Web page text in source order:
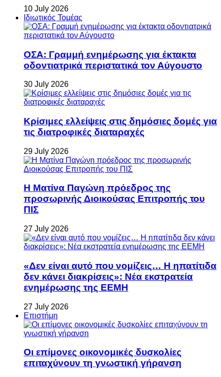
10 July 2026
Ιδιωτικός Τομέας
ΟΣΑ: Γραμμή ενημέρωσης για έκτακτα
οδοντιατρικά περιστατικά τον Αύγουστο
30 July 2026
Κρίσιμες ελλείψεις στις δημόσιες δομές για
τις διατροφικές διαταραχές
29 July 2026
Η Ματίνα Παγώνη πρόεδρος της
προσωρινής Διοικούσας Επιτροπής του
ΠΙΣ
27 July 2026
«Δεν είναι αυτό που νομίζεις… Η ηπατίτιδα
δεν κάνει διακρίσεις»: Νέα εκστρατεία
ενημέρωσης της ΕΕΜΗ
27 July 2026
Επιστήμη
Οι επίμονες οικονομικές δυσκολίες
επιταχύνουν τη γνωστική γήρανση